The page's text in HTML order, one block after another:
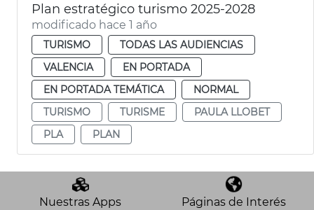
Plan estratégico turismo 2025-2028
modificado hace 1 año
TURISMO
TODAS LAS AUDIENCIAS
VALENCIA
EN PORTADA
EN PORTADA TEMÁTICA
NORMAL
TURISMO
TURISME
PAULA LLOBET
PLA
PLAN
Nuestras Apps Páginas de Interés